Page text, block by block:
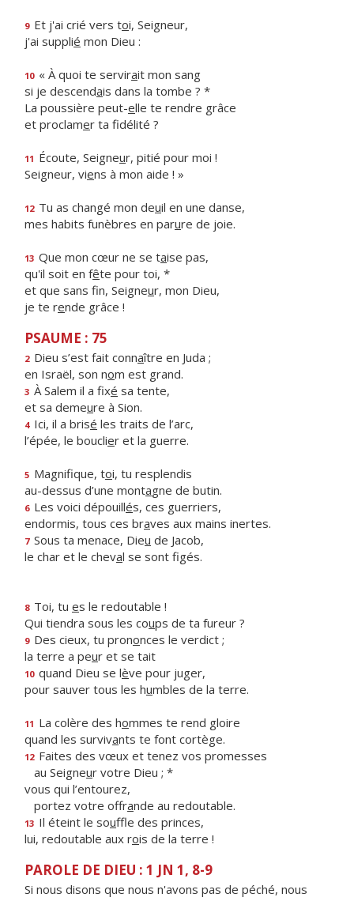
9 Et j'ai crié vers toi, Seigneur,
j'ai supplié mon Dieu :
10 « À quoi te servirait mon sang
si je descendais dans la tombe ? *
La poussière peut-elle te rendre grâce
et proclamer ta fidélité ?
11 Écoute, Seigneur, pitié pour moi !
Seigneur, viens à mon aide ! »
12 Tu as changé mon deuil en une danse,
mes habits funèbres en parure de joie.
13 Que mon cœur ne se taise pas,
qu'il soit en fête pour toi, *
et que sans fin, Seigneur, mon Dieu,
je te rende grâce !
PSAUME : 75
2 Dieu s’est fait connaître en Juda ;
en Israël, son nom est grand.
3 À Salem il a fixé sa tente,
et sa demeure à Sion.
4 Ici, il a brisé les traits de l’arc,
l’épée, le bouclier et la guerre.
5 Magnifique, toi, tu resplendis
au-dessus d’une montagne de butin.
6 Les voici dépouillés, ces guerriers,
endormis, tous ces braves aux mains inertes.
7 Sous ta menace, Dieu de Jacob,
le char et le cheval se sont figés.
8 Toi, tu es le redoutable !
Qui tiendra sous les coups de ta fureur ?
9 Des cieux, tu prononces le verdict ;
la terre a peur et se tait
10 quand Dieu se lève pour juger,
pour sauver tous les humbles de la terre.
11 La colère des hommes te rend gloire
quand les survivants te font cortège.
12 Faites des vœux et tenez vos promesses
au Seigneur votre Dieu ; *
vous qui l’entourez,
portez votre offrande au redoutable.
13 Il éteint le souffle des princes,
lui, redoutable aux rois de la terre !
PAROLE DE DIEU : 1 JN 1, 8-9
Si nous disons que nous n'avons pas de péché, nous